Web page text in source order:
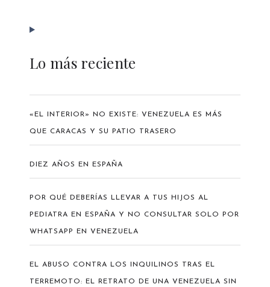
Lo más reciente
«EL INTERIOR» NO EXISTE: VENEZUELA ES MÁS
QUE CARACAS Y SU PATIO TRASERO
DIEZ AÑOS EN ESPAÑA
POR QUÉ DEBERÍAS LLEVAR A TUS HIJOS AL
PEDIATRA EN ESPAÑA Y NO CONSULTAR SOLO POR
WHATSAPP EN VENEZUELA
EL ABUSO CONTRA LOS INQUILINOS TRAS EL
TERREMOTO: EL RETRATO DE UNA VENEZUELA SIN